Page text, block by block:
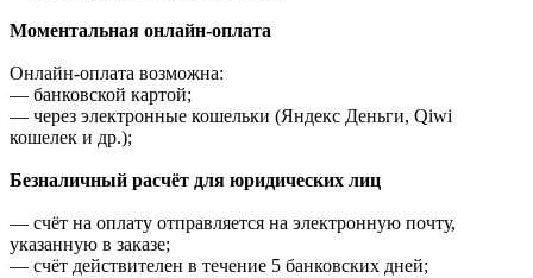
Моментальная онлайн-оплата
Онлайн-оплата возможна:
— банковской картой;
— через электронные кошельки (Яндекс Деньги, Qiwi
кошелек и др.);
Безналичный расчёт для юридических лиц
— счёт на оплату отправляется на электронную почту,
указанную в заказе;
— счёт действителен в течение 5 банковских дней;